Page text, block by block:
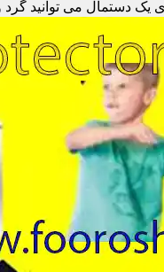
دستمال می توانید گرد